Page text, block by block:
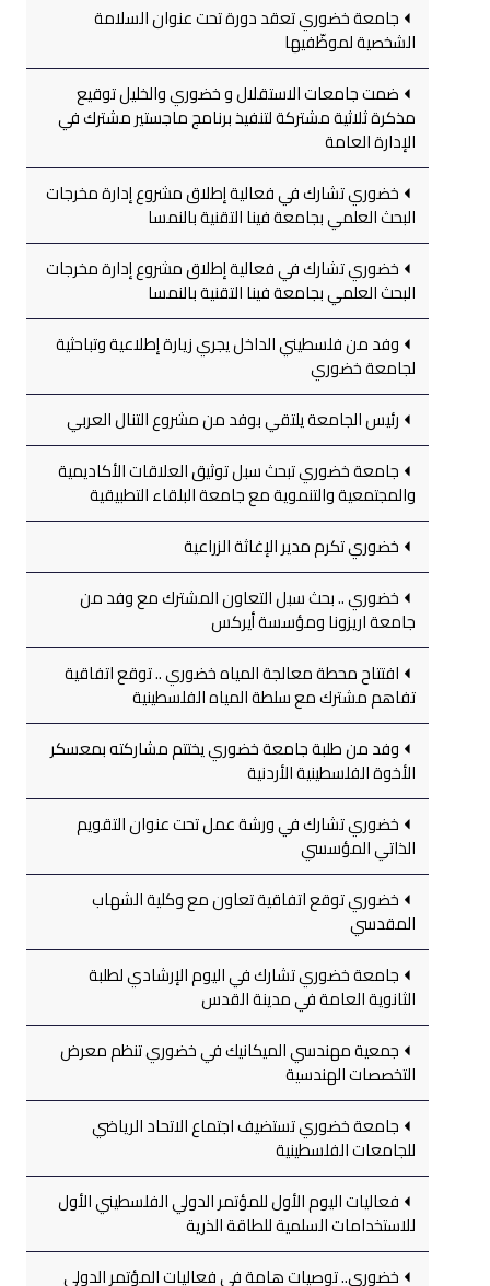
جامعة خضوري تعقد دورة تحت عنوان السلامة
الشخصية لموظّفيها
ضمت جامعات الاستقلال و خضوري والخليل توقيع
مذكرة ثلاثية مشتركة لتنفيذ برنامج ماجستير مشترك في
الإدارة العامة
خضوري تشارك في فعالية إطلاق مشروع إدارة مخرجات
البحث العلمي بجامعة فينا التقنية بالنمسا
خضوري تشارك في فعالية إطلاق مشروع إدارة مخرجات
البحث العلمي بجامعة فينا التقنية بالنمسا
وفد من فلسطيني الداخل يجري زيارة إطلاعية وتباحثية
لجامعة خضوري
رئيس الجامعة يلتقي بوفد من مشروع التنال العربي
جامعة خضوري تبحث سبل توثيق العلاقات الأكاديمية
والمجتمعية والتنموية مع جامعة البلقاء التطبيقية
خضوري تكرم مدير الإغاثة الزراعية
خضوري .. بحث سبل التعاون المشترك مع وفد من
جامعة اريزونا ومؤسسة أيركس
افتتاح محطة معالجة المياه خضوري .. توقع اتفاقية
تفاهم مشترك مع سلطة المياه الفلسطينية
وفد من طلبة جامعة خضوري يختتم مشاركته بمعسكر
الأخوة الفلسطينية الأردنية
خضوري تشارك في ورشة عمل تحت عنوان التقويم
الذاتي المؤسسي
خضوري توقع اتفاقية تعاون مع وكلية الشهاب
المقدسي
جامعة خضوري تشارك في اليوم الإرشادي لطلبة
الثانوية العامة في مدينة القدس
جمعية مهندسي الميكانيك في خضوري تنظم معرض
التخصصات الهندسية
جامعة خضوري تستضيف اجتماع الاتحاد الرياضي
للجامعات الفلسطينية
فعاليات اليوم الأول للمؤتمر الدولي الفلسطيني الأول
للاستخدامات السلمية للطاقة الذرية
خضوري.. توصيات هامة في فعاليات المؤتمر الدولي